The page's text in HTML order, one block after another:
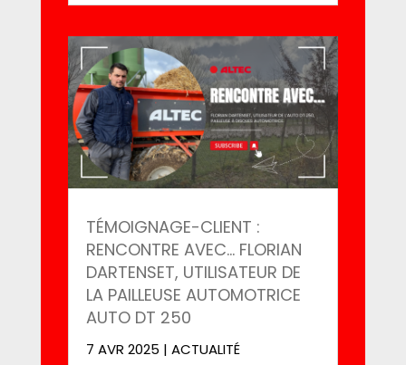
TÉMOIGNAGE-CLIENT :
RENCONTRE AVEC… FLORIAN
DARTENSET, UTILISATEUR DE
LA PAILLEUSE AUTOMOTRICE
AUTO DT 250
7 AVR 2025 | ACTUALITÉ